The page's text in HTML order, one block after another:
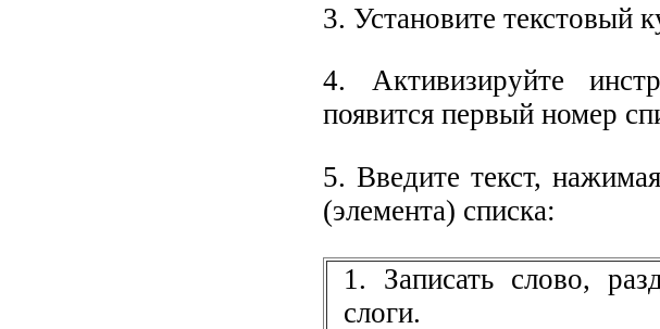
3. Установите текстовый
4. Активизируйте
появится первый номер
5. Введите текст,
(элемента) списка:
1. Записать слово,
слоги.